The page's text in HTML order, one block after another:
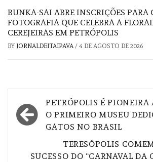
BUNKA-SAI ABRE INSCRIÇÕES PARA
FOTOGRAFIA QUE CELEBRA A
CEREJEIRAS EM PETRÓPOLIS
BY JORNALDEITAIPAVA/ 4 DE AGOSTO DE 2026
Navegação
de
PETRÓPOLIS É PIONEIRA
O PRIMEIRO MUSEU
GATOS NO BRASIL
TERESÓPOLIS
SUCESSO DO “CARNAVAL DA